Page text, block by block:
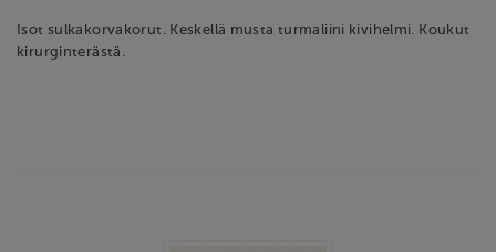
Isot sulkakorvakorut. Keskellä musta turmaliini kivihelmi. Koukut
kirurginterästä.